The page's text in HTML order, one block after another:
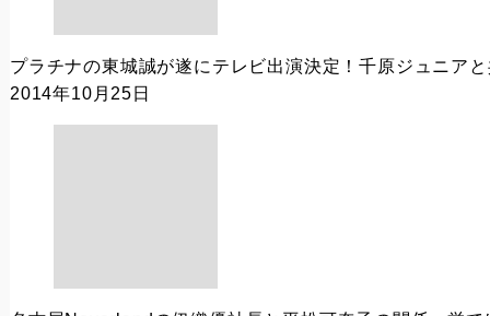
プラチナの東城誠が遂にテレビ出演決定！千原ジュニア
2014年10月25日